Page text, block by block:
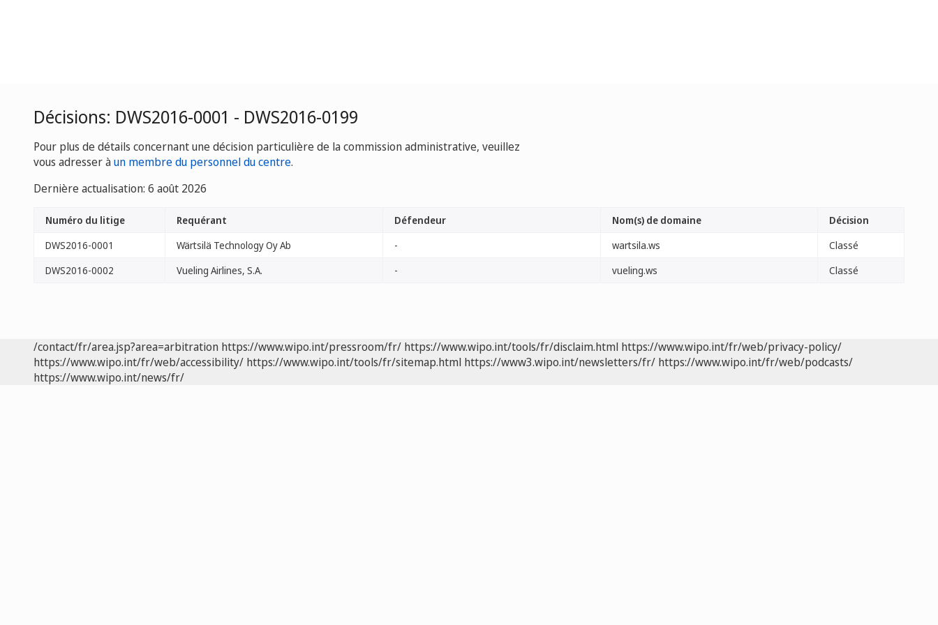
Décisions: DWS2016-0001 - DWS2016-0199
Pour plus de détails concernant une décision particulière de la commission administrative, veuillez
vous adresser àun membre du personnel du centre.
Dernière actualisation: 6 août 2026
Numéro du litige Requérant Défendeur Nom(s) de domaine
Décision
DWS2016-0001
Wärtsilä Technology Oy Ab - wartsila.ws
Classé
DWS2016-0002
Vueling Airlines, S.A. - vueling.ws Classé
/contact/fr/area.jsp?area=arbitration https://www.wipo.int/pressroom/fr/ https://www.wipo.int/tools/fr/disclaim.html https://www.wipo.int/fr/web/privacy-policy/
https://www.wipo.int/fr/web/accessibility/ https://www.wipo.int/tools/fr/sitemap.html https://www3.wipo.int/newsletters/fr/ https://www.wipo.int/fr/web/podcasts/
https://www.wipo.int/news/fr/